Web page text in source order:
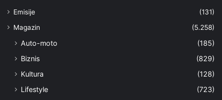
Emisije
(131)
Magazin
(5.258)
Auto-moto
(185)
Biznis
(829)
Kultura
(128)
Lifestyle
(723)